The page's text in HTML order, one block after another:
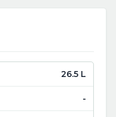
26.5 L
-